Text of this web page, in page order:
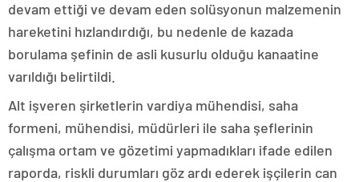
devam ettiği ve devam eden solüsyonun malzemenin
hareketini hızlandırdığı, bu nedenle de kazada
borulama şefinin de asli kusurlu olduğu kanaatine
varıldığı belirtildi.
Alt işveren şirketlerin vardiya mühendisi, saha
formeni, mühendisi, müdürleri ile saha şeflerinin
çalışma ortam ve gözetimi yapmadıkları ifade edilen
raporda, riskli durumları göz ardı ederek işçilerin can